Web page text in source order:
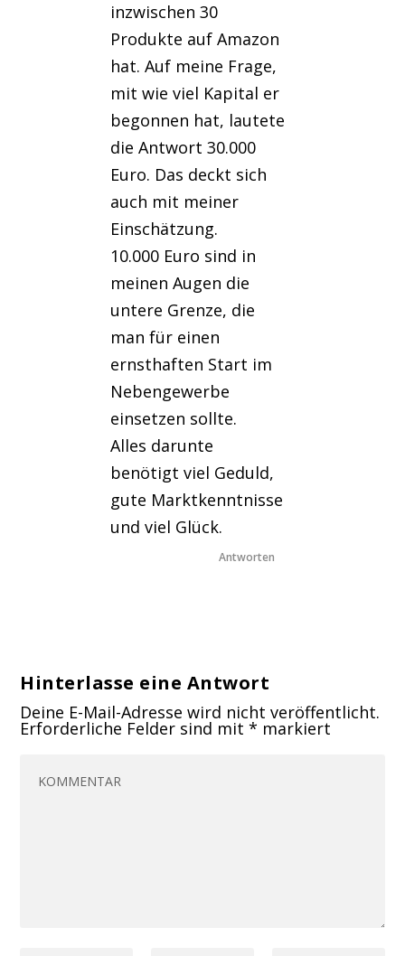
inzwischen 30
Produkte auf Amazon
hat. Auf meine Frage,
mit wie viel Kapital er
begonnen hat, lautete
die Antwort 30.000
Euro. Das deckt sich
auch mit meiner
Einschätzung.
10.000 Euro sind in
meinen Augen die
untere Grenze, die
man für einen
ernsthaften Start im
Nebengewerbe
einsetzen sollte.
Alles darunte
benötigt viel Geduld,
gute Marktkenntnisse
und viel Glück.
Antworten
Hinterlasse eine Antwort
Deine E-Mail-Adresse wird nicht veröffentlicht.
Erforderliche Felder sind mit* markiert